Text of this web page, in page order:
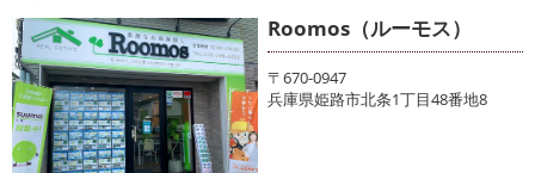
Roomos（ルーモス）
〒670-0947
兵庫県姫路市北条1丁目48番地8